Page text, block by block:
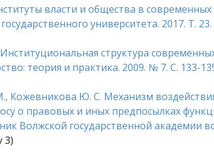
власти и общества в современных
университета. 2017. Т.
структура
теория и практика. 2009. № 7. С. 133-
Кожевникова Ю. С. Механизм
о правовых и иных предпосылках
Волжской государственной академии
3)